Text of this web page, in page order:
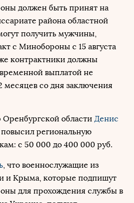
должен быть принят на
района областной
получить мужчины,
с Минобороны с 15 августа
контрактники должны
выплатой не
месяцев со дня заключения
Оренбургской области Денис
повысил региональную
с 50 000 до 400 000 руб.
, что военнослужащие из
и Крыма, которые подпишут
для прохождения службы в